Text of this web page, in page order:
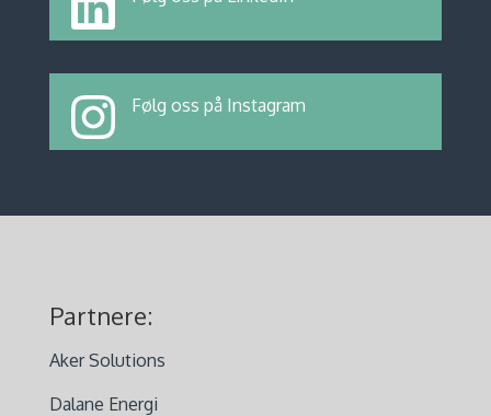
Følg oss på Instagram
Partnere:
Aker Solutions
Dalane Energi